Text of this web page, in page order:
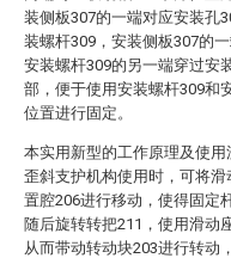
装侧板307的一端对应安装孔
装螺杆309，安装侧板307的
安装螺杆309的另一端穿过安
部，便于使用安装螺杆309和
位置进行固定。
本实用新型的工作原理及使
歪斜支护机构使用时，可将
置腔206进行移动，使得固定
随后旋转转把211，使用滑动
从而带动转动块203进行转动